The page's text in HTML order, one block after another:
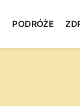
PODRÓŻE